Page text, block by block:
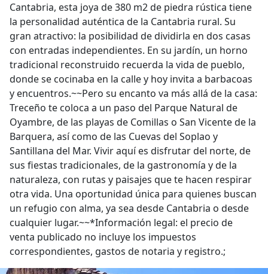
Cantabria, esta joya de 380 m2 de piedra rústica tiene
la personalidad auténtica de la Cantabria rural. Su
gran atractivo: la posibilidad de dividirla en dos casas
con entradas independientes. En su jardín, un horno
tradicional reconstruido recuerda la vida de pueblo,
donde se cocinaba en la calle y hoy invita a barbacoas
y encuentros.~~Pero su encanto va más allá de la casa:
Treceño te coloca a un paso del Parque Natural de
Oyambre, de las playas de Comillas o San Vicente de la
Barquera, así como de las Cuevas del Soplao y
Santillana del Mar. Vivir aquí es disfrutar del norte, de
sus fiestas tradicionales, de la gastronomía y de la
naturaleza, con rutas y paisajes que te hacen respirar
otra vida. Una oportunidad única para quienes buscan
un refugio con alma, ya sea desde Cantabria o desde
cualquier lugar.~~*Información legal: el precio de
venta publicado no incluye los impuestos
correspondientes, gastos de notaria y registro.;